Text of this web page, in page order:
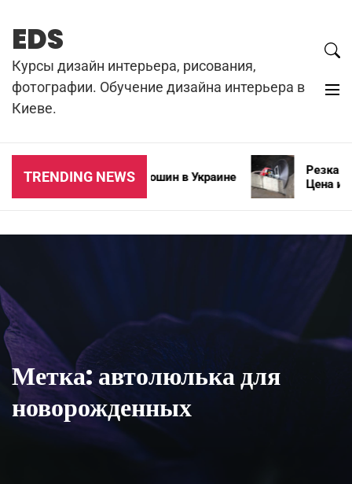
content
EDS
Курсы дизайн интерьера, рисования,
фотографии. Обучение дизайна интерьера в
Киеве.
TRENDING NEWS
Типы зимних автошин в Украине
Резка
Цена и
Метка:автолюлька для
новорожденных